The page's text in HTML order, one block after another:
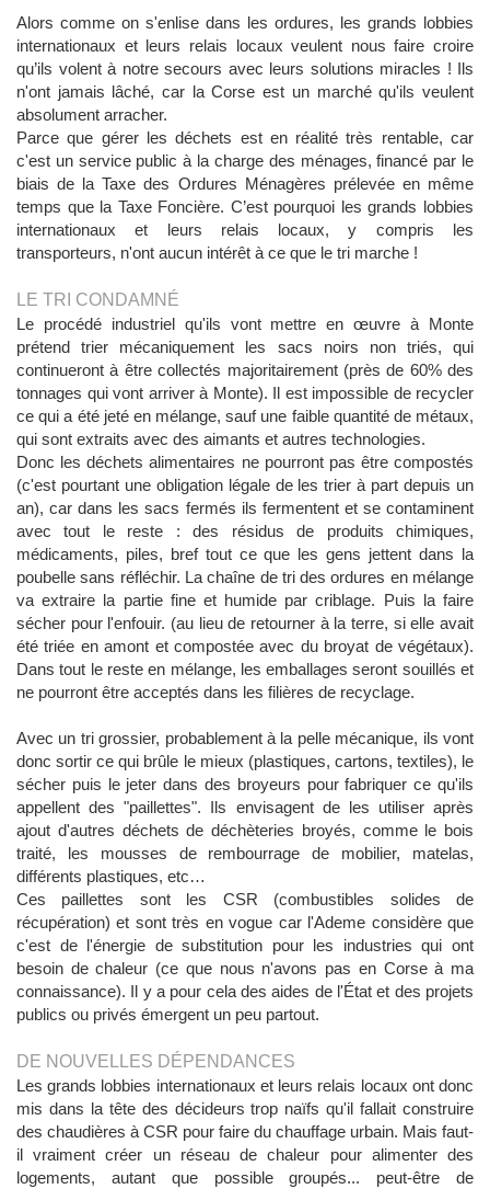
Alors comme on s'enlise dans les ordures, les grands lobbies
internationaux et leurs relais locaux veulent nous faire croire
qu’ils volent à notre secours avec leurs solutions miracles ! Ils
n'ont jamais lâché, car la Corse est un marché qu'ils veulent
absolument arracher.
Parce que gérer les déchets est en réalité très rentable, car
c'est un service public à la charge des ménages, financé par le
biais de la Taxe des Ordures Ménagères prélevée en même
temps que la Taxe Foncière. C’est pourquoi les grands lobbies
internationaux et leurs relais locaux, y compris les
transporteurs, n'ont aucun intérêt à ce que le tri marche !
LE TRI CONDAMNÉ
Le procédé industriel qu'ils vont mettre en œuvre à Monte
prétend trier mécaniquement les sacs noirs non triés, qui
continueront à être collectés majoritairement (près de 60% des
tonnages qui vont arriver à Monte). Il est impossible de recycler
ce qui a été jeté en mélange, sauf une faible quantité de métaux,
qui sont extraits avec des aimants et autres technologies.
Donc les déchets alimentaires ne pourront pas être compostés
(c'est pourtant une obligation légale de les trier à part depuis un
an), car dans les sacs fermés ils fermentent et se contaminent
avec tout le reste : des résidus de produits chimiques,
médicaments, piles, bref tout ce que les gens jettent dans la
poubelle sans réfléchir. La chaîne de tri des ordures en mélange
va extraire la partie fine et humide par criblage. Puis la faire
sécher pour l'enfouir. (au lieu de retourner à la terre, si elle avait
été triée en amont et compostée avec du broyat de végétaux).
Dans tout le reste en mélange, les emballages seront souillés et
ne pourront être acceptés dans les filières de recyclage.
Avec un tri grossier, probablement à la pelle mécanique, ils vont
donc sortir ce qui brûle le mieux (plastiques, cartons, textiles), le
sécher puis le jeter dans des broyeurs pour fabriquer ce qu'ils
appellent des "paillettes". Ils envisagent de les utiliser après
ajout d'autres déchets de déchèteries broyés, comme le bois
traité, les mousses de rembourrage de mobilier, matelas,
différents plastiques, etc…
Ces paillettes sont les CSR (combustibles solides de
récupération) et sont très en vogue car l'Ademe considère que
c'est de l'énergie de substitution pour les industries qui ont
besoin de chaleur (ce que nous n'avons pas en Corse à ma
connaissance). Il y a pour cela des aides de l'État et des projets
publics ou privés émergent un peu partout.
DE NOUVELLES DÉPENDANCES
Les grands lobbies internationaux et leurs relais locaux ont donc
mis dans la tête des décideurs trop naïfs qu'il fallait construire
des chaudières à CSR pour faire du chauffage urbain. Mais faut-
il vraiment créer un réseau de chaleur pour alimenter des
logements, autant que possible groupés... peut-être de